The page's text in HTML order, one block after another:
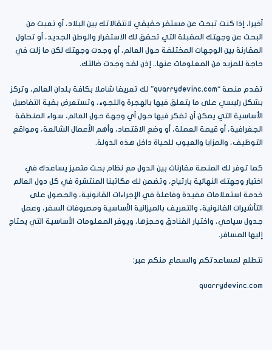
أخيرا، إذا كنت تبحث عن مستقر حقيقي لانتقالاتك بين البلاد، أو تعبت من
البحث عن وجهتك المقبلة التي تحقق لك الاستقرار والوطن الجديد، أو تحاول
المقارنة بين الوجهات المختلفة حول العالم، أو وجدت وجهتك لكن ما زلت في
حاجة للمزيد من المعلومات عنها.. إذن لقد وجدت ضالتك.
تقدم منصة “quarrydevinc.com” لك تعريفا شاملا بكافة بلدان العالم، وتركز
بشكل رئيسي على ما يتعلق فيها بالهجرة واللجوء، وتستعرض بقية التفاصيل
الأساسية التي يمكن أن تفكر فيها حول أي وجهة حول العالم، سواء المنطقة
الجغرافية، أو قيمة العملة، أو وضع الاقتصاد، وأهم الأعمال الشائعة، ومواقع
التوظيف، والمزايا والعيوب للحياة داخل هذه الدولة.
كما توفر لك المنصة مقارنات بين الدول مع نظام بحث متميز يساعدك في
اختيار وجهتك النهائية بارتياح، وتضمن لك مكاتبنا المنتشرة في كل دول العالم
خدمة استعلامات مفيدة وفاعلة في الإجراءات القانونية، والحصول على
التأشيرات القانونية، والتعريف بالميزانية الأساسية ومصروفات السفر، وعمل
جدول سياحي، واختيار الفنادق وحجزها، ويوفر المعلومات الأساسية التي يحتاج
إليها المسافر.
نتطلع لمساعدتكم والسماع منكم عبر:
quarrydevinc.com